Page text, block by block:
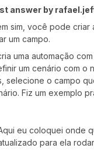
answer by
sim, você pode criar
um campo.
uma automação
um cenário com o
selecione o campo
Fiz um exemplo
eu coloquei onde
para ela